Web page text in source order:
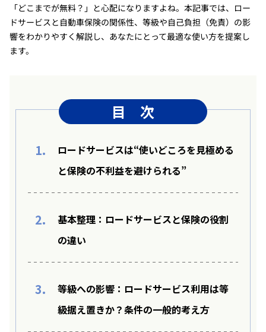
「どこまでが無料？」と心配になりますよね。本記事では、ロー
ドサービスと自動車保険の関係性、等級や自己負担（免責）の影
響をわかりやすく解説し、あなたにとって最適な使い方を提案し
ます。
目 次
1.
ロードサービスは“使いどころを見極める
と保険の不利益を避けられる”
2.
基本整理：ロードサービスと保険の役割
の違い
3.
等級への影響：ロードサービス利用は等
級据え置きか？条件の一般的考え方